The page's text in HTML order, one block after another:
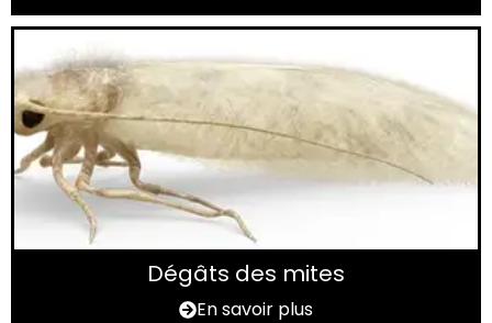
Dégâts des mites
En savoir plus